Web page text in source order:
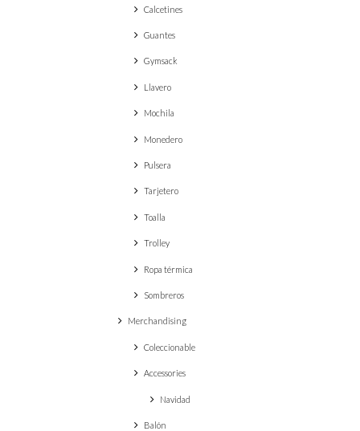
Calcetines
Guantes
Gymsack
Llavero
Mochila
Monedero
Pulsera
Tarjetero
Toalla
Trolley
Ropa térmica
Sombreros
Merchandising
Coleccionable
Accessories
Navidad
Balón